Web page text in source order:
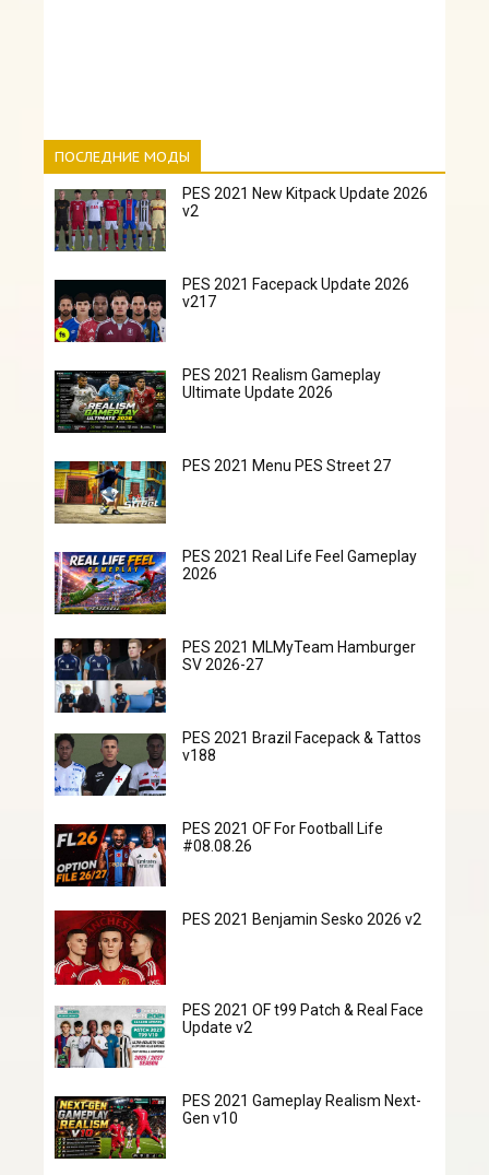
ПОСЛЕДНИЕ МОДЫ
PES 2021 New Kitpack Update 2026
v2
PES 2021 Facepack Update 2026
v217
PES 2021 Realism Gameplay
Ultimate Update 2026
PES 2021 Menu PES Street 27
PES 2021 Real Life Feel Gameplay
2026
PES 2021 MLMyTeam Hamburger
SV 2026-27
PES 2021 Brazil Facepack & Tattos
v188
PES 2021 OF For Football Life
#08.08.26
PES 2021 Benjamin Sesko 2026 v2
PES 2021 OF t99 Patch & Real Face
Update v2
PES 2021 Gameplay Realism Next-
Gen v10